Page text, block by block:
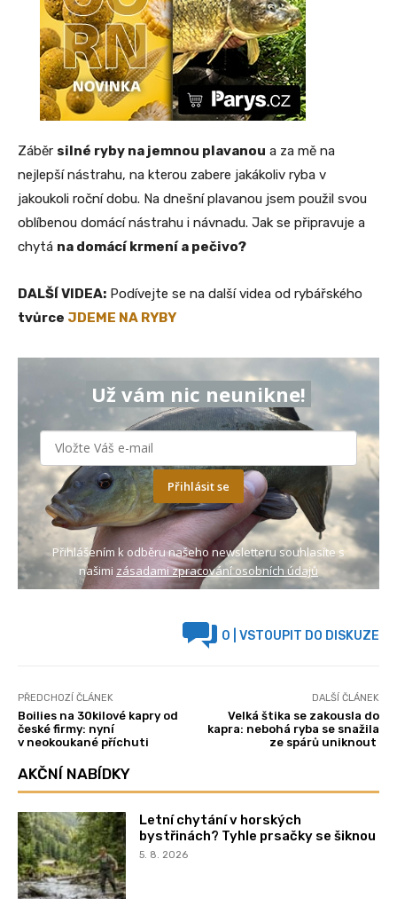
Záběr silné ryby na jemnou plavanou a za mě na
nejlepší nástrahu, na kterou zabere jakákoliv ryba v
jakoukoli roční dobu. Na dnešní plavanou jsem použil svou
oblíbenou domácí nástrahu i návnadu. Jak se připravuje a
chytá na domácí krmení a pečivo?
DALŠÍ VIDEA: Podívejte se na další videa od rybářského
tvůrce JDEME NA RYBY
Už vám nic neunikne!
Přihlásit se
Přihlášením k odběru našeho newsletteru souhlasíte s
našimi zásadami zpracování osobních údajů
0 | VSTOUPIT DO DISKUZE
PŘEDCHOZÍ ČLÁNEK
Boilies na 30kilové kapry od
české firmy: nyní
v neokoukané příchuti
DALŠÍ ČLÁNEK
Velká štika se zakousla do
kapra: nebohá ryba se snažila
ze spárů uniknout
AKČNÍ NABÍDKY
Letní chytání v horských
bystřinách? Tyhle prsačky se šiknou
5. 8. 2026